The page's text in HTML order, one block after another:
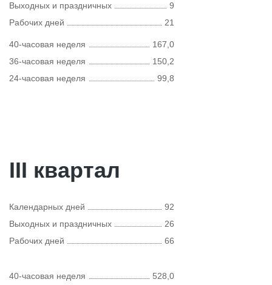
Выходных и праздничных
9
Рабочих дней
21
40-часовая неделя
167,0
36-часовая неделя
150,2
24-часовая неделя
99,8
III квартал
Календарных дней
92
Выходных и праздничных
26
Рабочих дней
66
40-часовая неделя 528,0